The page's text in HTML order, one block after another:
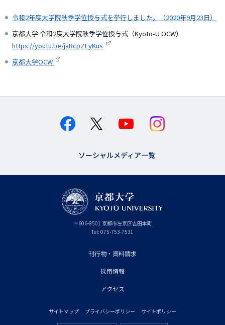
令和2年度大学院秋季学位授与式を挙行しました。（2020年9月23日）
京都大学 令和2度大学院秋季学位授与式（Kyoto-U OCW）
https://youtu.be/jaBcpZEyKus
京都大学OCW
ソーシャルメディア一覧
〒606-8501 京
都
府
京都市左京区吉田本町
Tel: 075-753-7531
刊行物・資料請求
採用情報
アクセス
サイトマップ プライバシーポリシー サイトポリシー